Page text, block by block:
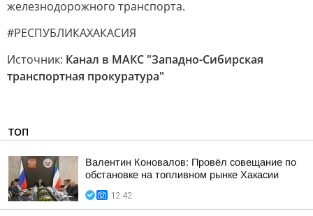
железнодорожного транспорта.
#РЕСПУБЛИКАХАКАСИЯ
Источник: Канал в МАКС "Западно-Сибирская
транспортная прокуратура"
ТОП
Валентин Коновалов: Провёл совещание по
обстановке на топливном рынке Хакасии
12:42